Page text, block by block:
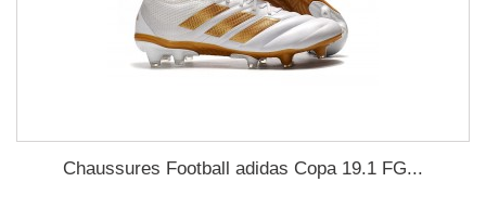
Chaussures Football adidas Copa 19.1 FG...